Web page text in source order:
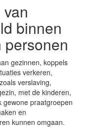
binnen
personen
gezinnen, koppels
verkeren,
verslaving,
met de kinderen,
gewone praatgroepen
en
kunnen omgaan.